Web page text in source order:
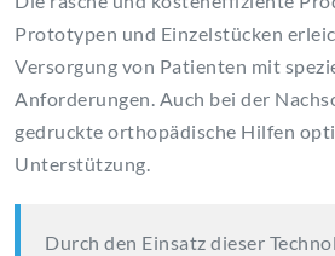
Prototypen und Einzelstücken
Versorgung von Patienten mit
Anforderungen. Auch bei der
gedruckte orthopädische Hilfen
Unterstützung.
Durch den Einsatz dieser